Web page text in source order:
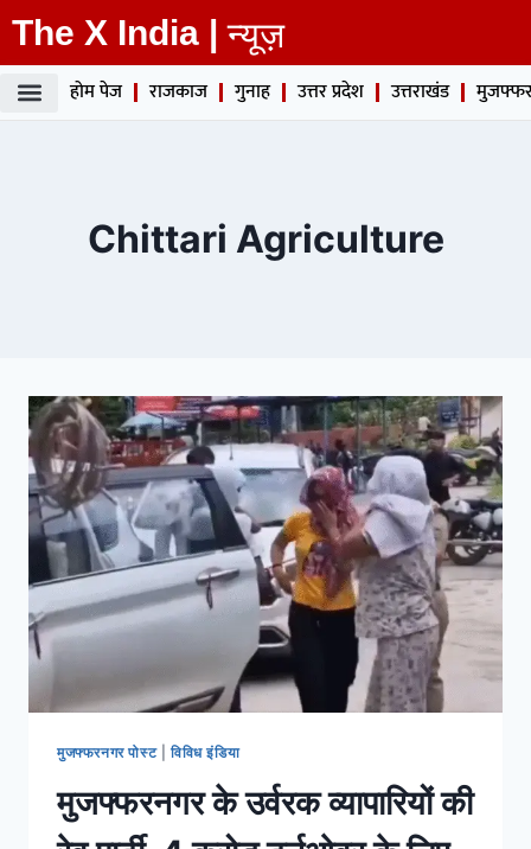
The X India | न्यूज़
होम पेज राजकाज गुनाह उत्तर प्रदेश उत्तराखंड
Chittari Agriculture
मुजफ्फरनगर पोस्ट| विविध इंडिया
मुजफ्फरनगर के उर्वरक व्यापारियों की